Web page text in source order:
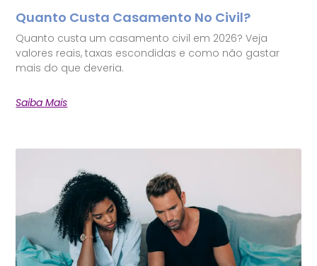
Quanto Custa Casamento No Civil?
Quanto custa um casamento civil em 2026? Veja
valores reais, taxas escondidas e como não gastar
mais do que deveria.
Saiba Mais